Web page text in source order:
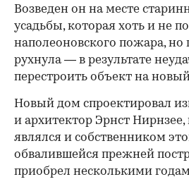
Возведен он на месте
усадьбы, которая хоть и не
наполеоновского пожара, но
рухнула — в результате
перестроить объект на
Новый дом спроектировал
и архитектор Эрнст
являлся и собственником
обвалившейся прежней
приобрел несколькими